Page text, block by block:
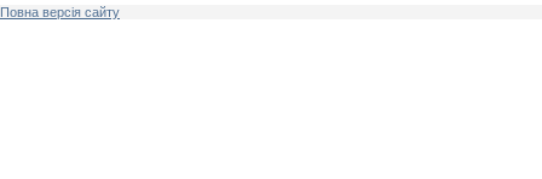
Повна версія сайту